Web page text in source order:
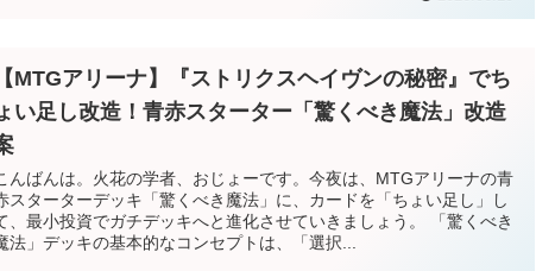
【MTGアリーナ】『ストリクスヘイヴンの秘密』でち
い足し改造！青赤スターター「驚くべき魔法」改造
んばんは。火花の学者、おじょーです。今夜は、MTGアリーナの青
スターターデッキ「驚くべき魔法」に、カードを「ちょい足し」し
、最小投資でガチデッキへと進化させていきましょう。 「驚くべき
法」デッキの基本的なコンセプトは、「選択...